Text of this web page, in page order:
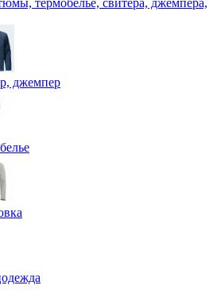
термобелье, свитера, джемпера,
джемпер